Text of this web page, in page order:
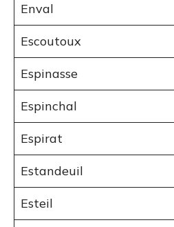
Enval
Escoutoux
Espinasse
Espinchal
Espirat
Estandeuil
Esteil